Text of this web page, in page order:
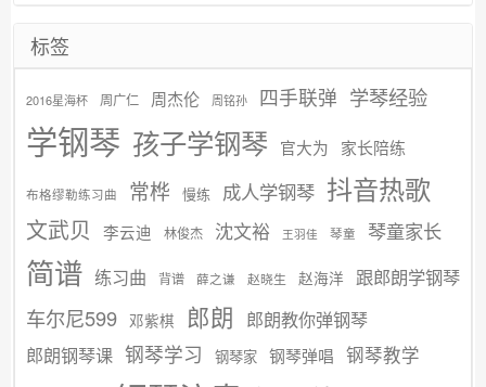
标签
2016星海杯 周广仁 周杰伦 周铭孙 四手联弹 学琴经验
学钢琴 孩子学钢琴 官大为 家长陪练
布格缪勒练习曲 常桦 慢练 成人学钢琴 抖音热歌
文武贝 李云迪 林俊杰 沈文裕 王羽佳 琴童 琴童家长
简谱 练习曲 背谱 薛之谦 赵晓生 赵海洋 跟郎朗学钢琴
车尔尼599 邓紫棋 郎朗 郎朗教你弹钢琴
郎朗钢琴课 钢琴学习 钢琴家 钢琴弹唱 钢琴教学